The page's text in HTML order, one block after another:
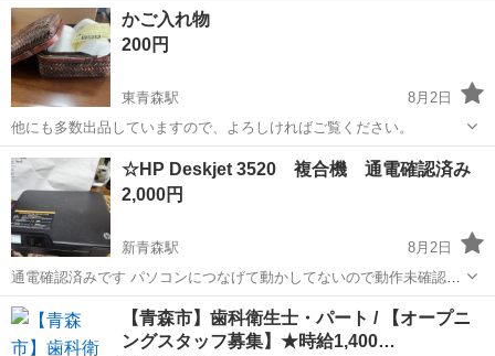
かご入れ物
200円
東青森駅
8月2日
他にも多数出品していますので、よろしければご覧ください。
青森 青森市
☆HP Deskjet 3520 複合機 通電確認済み
2,000円
新青森駅
8月2日
通電確認済みです パソコンにつなげて動かしてないので動作未確認で
す ジャンク品でお願いいたします 電源ケーブルなどあります 取り引
きは 最短で8月9日午後になります
青森 新青森駅 その他
【青森市】歯科衛生士・パート / 【オープニ
ングスタッフ募集】★時給1,400…